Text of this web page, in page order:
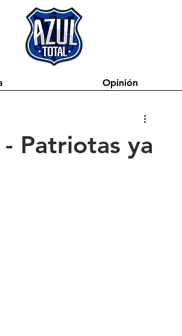
Opinión
Patriotas ya